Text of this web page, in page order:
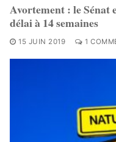
Avortement : le Sénat
délai à 14 semaines
15 JUIN 2019 1